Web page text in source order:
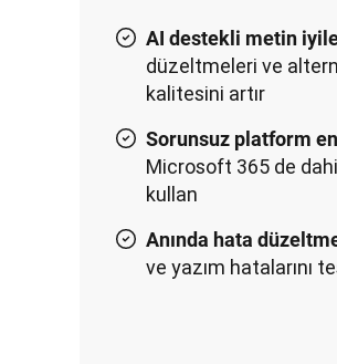
AI destekli metin
düzeltmeleri ve
kalitesini artır
Sorunsuz platform
Microsoft 365 de
kullan
Anında hata
ve yazım hatalarını